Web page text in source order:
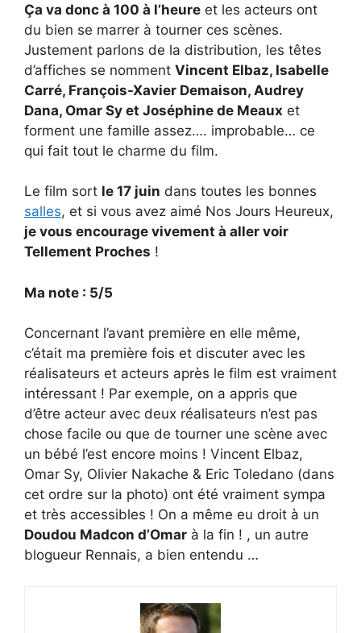
Ça va donc à 100 à l’heure et les acteurs ont
du bien se marrer à tourner ces scènes.
Justement parlons de la distribution, les têtes
d’affiches se nomment Vincent Elbaz, Isabelle
Carré, François-Xavier Demaison, Audrey
Dana, Omar Sy et Joséphine de Meaux et
forment une famille assez…. improbable… ce
qui fait tout le charme du film.
Le film sort le 17 juin dans toutes les bonnes
salles, et si vous avez aimé Nos Jours Heureux,
je vous encourage vivement à aller voir
Tellement Proches !
Ma note : 5/5
Concernant l’avant première en elle même,
c’était ma première fois et discuter avec les
réalisateurs et acteurs après le film est vraiment
intéressant ! Par exemple, on a appris que
d’être acteur avec deux réalisateurs n’est pas
chose facile ou que de tourner une scène avec
un bébé l’est encore moins ! Vincent Elbaz,
Omar Sy, Olivier Nakache & Eric Toledano (dans
cet ordre sur la photo) ont été vraiment sympa
et très accessibles ! On a même eu droit à un
Doudou Madcon d’Omar à la fin ! , un autre
blogueur Rennais, a bien entendu …